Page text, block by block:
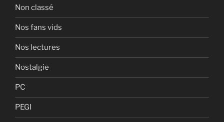
Non classé
Nos fans vids
Nos lectures
Nostalgie
PC
PEGI